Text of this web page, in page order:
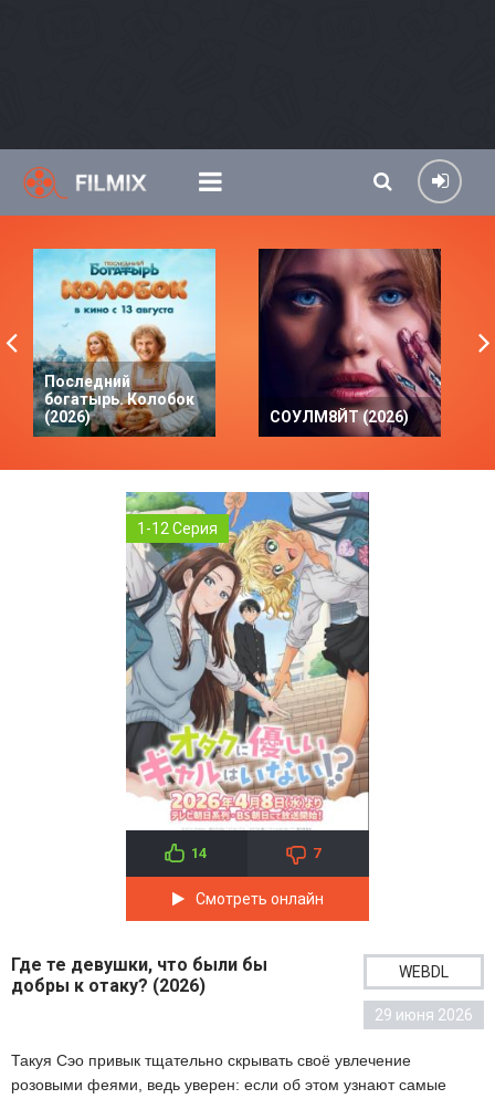
Последний
богатырь. Колобок
(2026)
СОУЛМ8ЙТ (2026)
1-12 Серия
14 7
Смотреть онлайн
Где те девушки, что были бы
добры к отаку? (2026)
WEBDL
29 июня 2026
Такуя Сэо привык тщательно скрывать своё увлечение
розовыми феями, ведь уверен: если об этом узнают самые